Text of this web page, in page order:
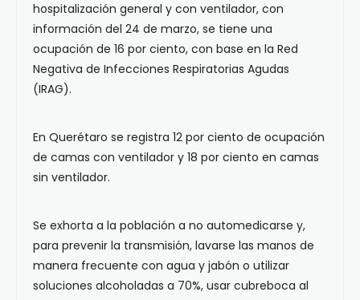
hospitalización general y con ventilador, con
información del 24 de marzo, se tiene una
ocupación de 16 por ciento, con base en la Red
Negativa de Infecciones Respiratorias Agudas
(IRAG).
En Querétaro se registra 12 por ciento de ocupación
de camas con ventilador y 18 por ciento en camas
sin ventilador.
Se exhorta a la población a no automedicarse y,
para prevenir la transmisión, lavarse las manos de
manera frecuente con agua y jabón o utilizar
soluciones alcoholadas a 70%, usar cubreboca al